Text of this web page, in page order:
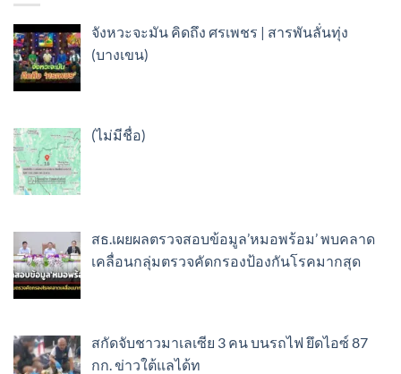
จังหวะจะมัน คิดถึง ศรเพชร | สารพันลั่นทุ่ง
(บางเขน)
(ไม่มีชื่อ)
สธ.เผยผลตรวจสอบข้อมูล’หมอพร้อม’ พบคลาด
เคลื่อนกลุ่มตรวจคัดกรองป้องกันโรคมากสุด
สกัดจับชาวมาเลเซีย 3 คน บนรถไฟ ยึดไอซ์ 87
กก. ข่าวใต้แลได้ท